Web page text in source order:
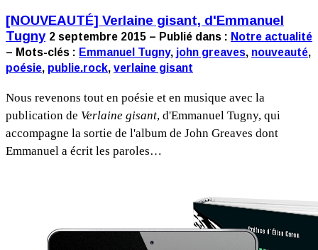
[NOUVEAUTÉ] Verlaine gisant, d'Emmanuel
Tugny 2 septembre 2015 – Publié dans : Notre actualité
– Mots-clés : Emmanuel Tugny, john greaves, nouveauté,
poésie, publie.rock, verlaine gisant
Nous revenons tout en poésie et en musique avec la
publication de Verlaine gisant, d'Emmanuel Tugny, qui
accompagne la sortie de l'album de John Greaves dont
Emmanuel a écrit les paroles…